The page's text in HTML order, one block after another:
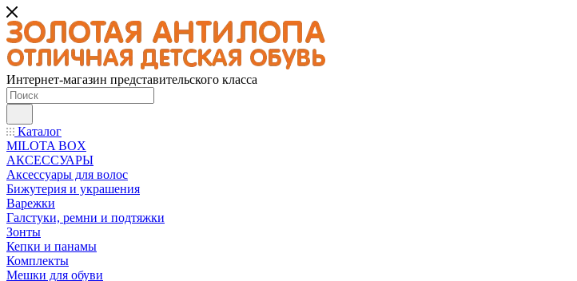
Интернет-магазин представительского класса
Каталог
MILOTA BOX
АКСЕССУАРЫ
Аксессуары для волос
Бижутерия и украшения
Варежки
Галстуки, ремни и подтяжки
Зонты
Кепки и панамы
Комплекты
Мешки для обуви